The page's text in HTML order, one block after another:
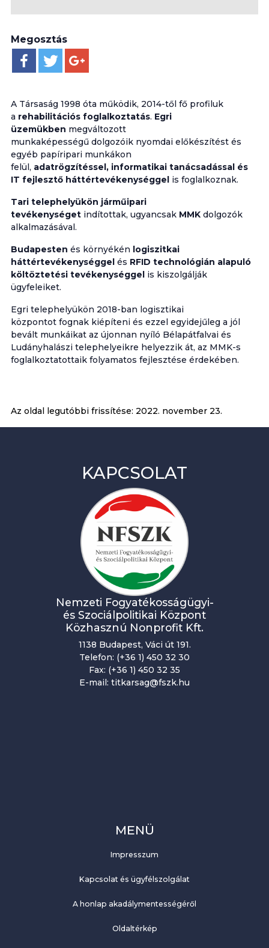
Megosztás
A Társaság 1998 óta működik, 2014-től fő profiluk
a rehabilitációs foglalkoztatás. Egri
üzemükben megváltozott
munkaképességű dolgozóik nyomdai előkészítést és
egyéb papíripari munkákon
felül, adatrögzítéssel, informatikai tanácsadással és
IT fejlesztő háttértevékenységgelis foglalkoznak.
Tari telephelyükön járműipari
tevékenységet indítottak, ugyancsak MMKdolgozók
alkalmazásával.
Budapesten és környékén logiszitkai
háttértevékenységgel és RFID technológián alapuló
költöztetési tevékenységgel is kiszolgálják
ügyfeleiket.
Egri telephelyükön 2018-ban logisztikai
központot fognak kiépíteni és ezzel egyidejűleg a jól
bevált munkáikat az újonnan nyíló Bélapátfalvai és
Ludányhalászi telephelyeikre helyezzik át, az MMK-s
foglalkoztatottaik folyamatos fejlesztése érdekében.
Az oldal legutóbbi frissítése: 2022. november 23.
KAPCSOLAT
Nemzeti Fogyatékosságügyi-
és Szociálpolitikai Központ
Közhasznú Nonprofit Kft.
1138 Budapest, Váci út 191.
Telefon: (+36 1) 450 32 30
Fax: (+36 1) 450 32 35
E-mail: titkarsag@fszk.hu
MENÜ
Impresszum
Kapcsolat és ügyfélszolgálat
A honlap akadálymentességéről
Oldaltérkép